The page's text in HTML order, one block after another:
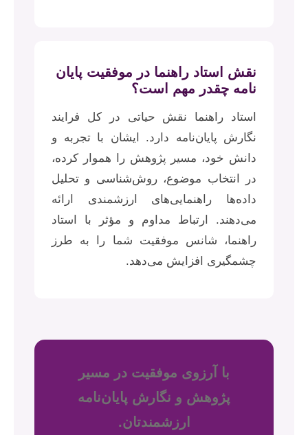
نقش استاد راهنما در موفقیت پایان
نامه چقدر مهم است؟
استاد راهنما نقش حیاتی در کل فرایند
نگارش پایان‌نامه دارد. ایشان با تجربه و
دانش خود، مسیر پژوهش را هموار کرده،
در انتخاب موضوع، روش‌شناسی و تحلیل
داده‌ها راهنمایی‌های ارزشمندی ارائه
می‌دهند. ارتباط مداوم و مؤثر با استاد
راهنما، شانس موفقیت شما را به طرز
چشمگیری افزایش می‌دهد.
با آرزوی موفقیت در مسیر
پژوهش و نگارش پایان‌نامه
ارزشمندتان.